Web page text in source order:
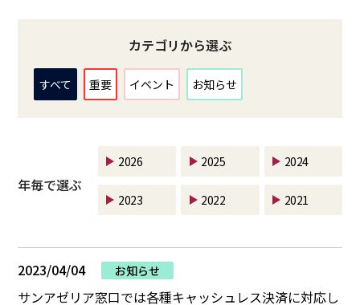
カテゴリから選ぶ
すべて 重要 イベント お知らせ
年毎で選ぶ
2026 2025 2024
2023 2022 2021
2023/04/04 お知らせ
サンアゼリア窓口では各種キャッシュレス決済に対応し